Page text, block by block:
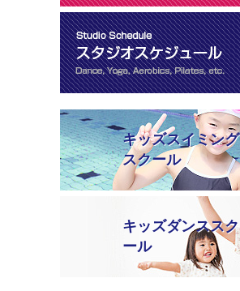
キッズスイミング
スクール
キッズダンススク
ール